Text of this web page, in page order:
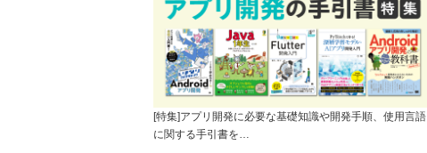
[特集]アプリ開発に必要な基礎知識や開発手順、使用言語
に関する手引書を…